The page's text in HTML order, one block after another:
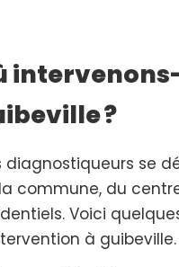
?
diagnostiqueurs se
commune, du
Voici
à guibeville.